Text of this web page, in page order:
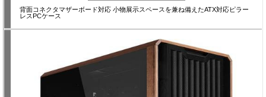
背面コネクタマザーボード対応 小物展示スペースを兼ね備えたATX対応ピラー
レスPCケース